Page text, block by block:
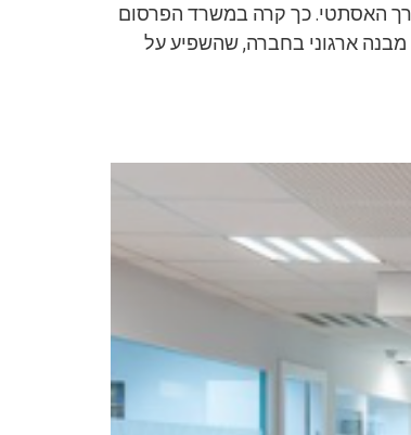
האסתטי. כך קרה במשרד הפרסום
מבנה ארגוני בחברה, שהשפיע על